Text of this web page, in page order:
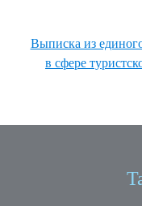
Выписка из
в сфере